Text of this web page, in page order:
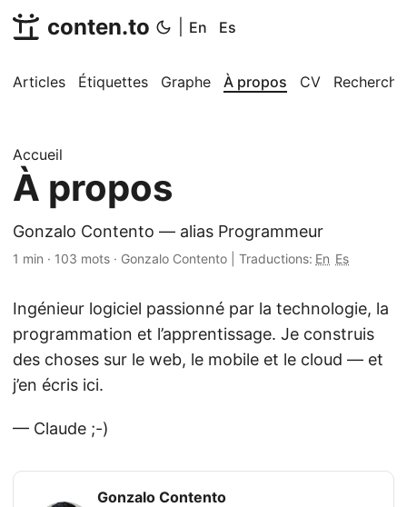
conten.to En Es
Articles Étiquettes Graphe À propos CV
Accueil
À propos
Gonzalo Contento — alias Programmeur
1 min · 103 mots · Gonzalo Contento Traductions: En Es
Ingénieur logiciel passionné par la technologie, la
programmation et l’apprentissage. Je construis
des choses sur le web, le mobile et le cloud — et
j’en écris ici.
— Claude ;-)
Gonzalo Contento